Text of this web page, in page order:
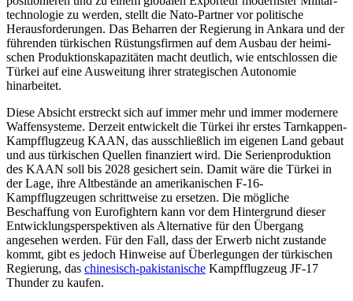
technologie zu werden, stellt die Nato-Partner vor politische
Herausforderungen. Das Beharren der Regierung in Ankara und der
führenden türkischen Rüstungsfirmen auf dem Ausbau der heimi­
schen Produk­tionskapazitäten macht deutlich, wie ent­schlossen die
Türkei auf eine Ausweitung ihrer strategischen Autonomie
hinarbeitet.
Diese Absicht erstreckt sich auf immer mehr und immer modernere
Waffensysteme. Derzeit entwickelt die Türkei ihr erstes Tarn­kappen-
Kampfflugzeug KAAN, das ausschließlich im eigenen Land gebaut
und aus türkischen Quellen finanziert wird. Die Serienproduktion
des KAAN soll bis 2028 gesichert sein. Damit wäre die Türkei in
der Lage, ihre Altbestände an amerikanischen F-16-
Kampfflugzeugen schrittweise zu er­setzen. Die mögliche
Beschaffung von Euro­fightern kann vor dem Hintergrund dieser
Entwicklungsperspektiven als Alternative für den Übergang
angesehen werden. Für den Fall, dass der Erwerb nicht zustande
kommt, gibt es jedoch Hinweise auf Über­legungen der türkischen
Regie­rung, das chinesisch-pakistanische Kampfflugzeug JF‑17
Thunder zu kaufen.